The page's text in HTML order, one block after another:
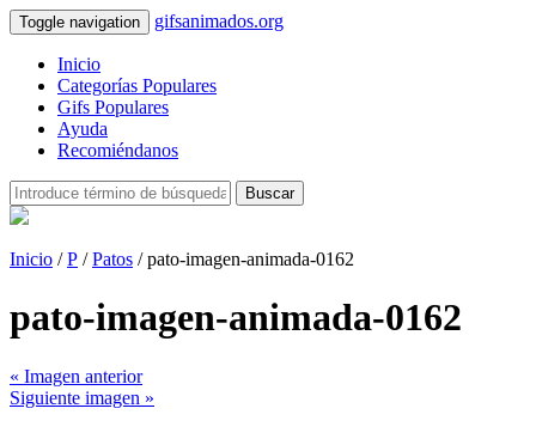
Toggle navigation gifsanimados.org
Inicio
Categorías Populares
Gifs Populares
Ayuda
Recomiéndanos
Buscar
Inicio /P /Patos / pato-imagen-animada-0162
pato-imagen-animada-0162
« Imagen anterior
Siguiente imagen »